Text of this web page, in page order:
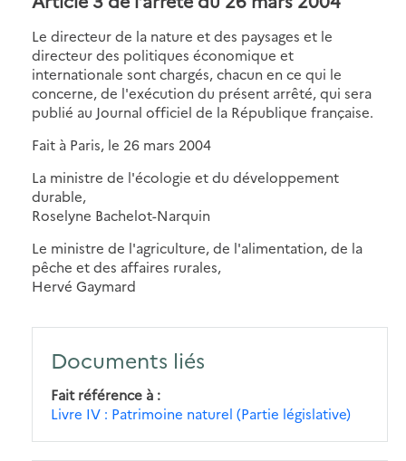
Le directeur de la nature et des paysages et le
directeur des politiques économique et
internationale sont chargés, chacun en ce qui le
concerne, de l'exécution du présent arrêté, qui sera
publié au Journal officiel de la République française.
Fait à Paris, le 26 mars 2004
La ministre de l'écologie et du développement
durable,
Roselyne Bachelot-Narquin
Le ministre de l'agriculture, de l'alimentation, de la
pêche et des affaires rurales,
Hervé Gaymard
Documents liés
Fait référence à
Livre IV : Patrimoine naturel (Partie législative)